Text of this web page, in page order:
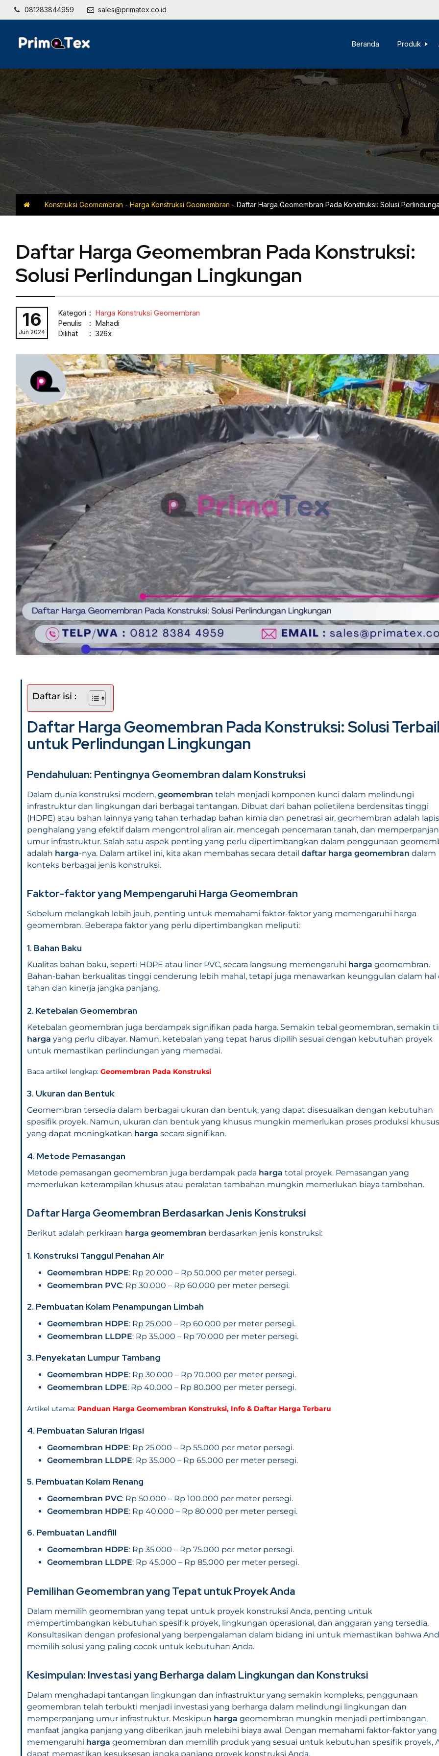
081283844959 sales@primatex.co.id
Beranda Produk
Konstruksi Geomembran - Harga Konstruksi Geomembran - Daftar Harga Geomembran Pada Konstruksi: Solusi
Daftar Harga Geomembran Pada Konstruksi:
Solusi Perlindungan Lingkungan
16
Jun 2024
Kategori : Harga Konstruksi Geomembran
Penulis
: Mahadi
Dilihat
: 326x
Daftar isi :
Daftar Harga Geomembran Pada Konstruksi: Solusi
untuk Perlindungan Lingkungan
Pendahuluan: Pentingnya Geomembran dalam Konstruksi
Dalam dunia konstruksi modern, geomembran telah menjadi komponen kunci dalam melindungi
infrastruktur dan lingkungan dari berbagai tantangan. Dibuat dari bahan polietilena berdensitas tinggi
(HDPE) atau bahan lainnya yang tahan terhadap bahan kimia dan penetrasi air, geomembran adalah
penghalang yang efektif dalam mengontrol aliran air, mencegah pencemaran tanah, dan
umur infrastruktur. Salah satu aspek penting yang perlu dipertimbangkan dalam penggunaan
adalah harga-nya. Dalam artikel ini, kita akan membahas secara detail daftar harga geomembran dalam
konteks berbagai jenis konstruksi.
Faktor-faktor yang Mempengaruhi Harga Geomembran
Sebelum melangkah lebih jauh, penting untuk memahami faktor-faktor yang memengaruhi harga
geomembran. Beberapa faktor yang perlu dipertimbangkan meliputi:
1. Bahan Baku
Kualitas bahan baku, seperti HDPE atau liner PVC, secara langsung memengaruhi harga geomembran.
Bahan-bahan berkualitas tinggi cenderung lebih mahal, tetapi juga menawarkan keunggulan dalam hal
tahan dan kinerja jangka panjang.
2. Ketebalan Geomembran
Ketebalan geomembran juga berdampak signifikan pada harga. Semakin tebal geomembran, semakin
harga yang perlu dibayar. Namun, ketebalan yang tepat harus dipilih sesuai dengan kebutuhan proyek
untuk memastikan perlindungan yang memadai.
Baca artikel lengkap: Geomembran Pada Konstruksi
3. Ukuran dan Bentuk
Geomembran tersedia dalam berbagai ukuran dan bentuk, yang dapat disesuaikan dengan kebutuhan
spesifik proyek. Namun, ukuran dan bentuk yang khusus mungkin memerlukan proses produksi
yang dapat meningkatkan harga secara signifikan.
4. Metode Pemasangan
Metode pemasangan geomembran juga berdampak pada harga total proyek. Pemasangan yang
memerlukan keterampilan khusus atau peralatan tambahan mungkin memerlukan biaya tambahan.
Daftar Harga Geomembran Berdasarkan Jenis Konstruksi
Berikut adalah perkiraan harga geomembran berdasarkan jenis konstruksi:
1. Konstruksi Tanggul Penahan Air
Geomembran HDPE: Rp 20.000 – Rp 50.000 per meter persegi.
Geomembran PVC: Rp 30.000 – Rp 60.000 per meter persegi.
2. Pembuatan Kolam Penampungan Limbah
Geomembran HDPE: Rp 25.000 – Rp 60.000 per meter persegi.
Geomembran LLDPE: Rp 35.000 – Rp 70.000 per meter persegi.
3. Penyekatan Lumpur Tambang
Geomembran HDPE: Rp 30.000 – Rp 70.000 per meter persegi.
Geomembran LDPE: Rp 40.000 – Rp 80.000 per meter persegi.
Artikel utama: Panduan Harga Geomembran Konstruksi, Info & Daftar Harga Terbaru
4. Pembuatan Saluran Irigasi
Geomembran HDPE: Rp 25.000 – Rp 55.000 per meter persegi.
Geomembran LLDPE: Rp 35.000 – Rp 65.000 per meter persegi.
5. Pembuatan Kolam Renang
Geomembran PVC: Rp 50.000 – Rp 100.000 per meter persegi.
Geomembran HDPE: Rp 40.000 – Rp 80.000 per meter persegi.
6. Pembuatan Landfill
Geomembran HDPE: Rp 35.000 – Rp 75.000 per meter persegi.
Geomembran LLDPE: Rp 45.000 – Rp 85.000 per meter persegi.
Pemilihan Geomembran yang Tepat untuk Proyek Anda
Dalam memilih geomembran yang tepat untuk proyek konstruksi Anda, penting untuk
mempertimbangkan kebutuhan spesifik proyek, lingkungan operasional, dan anggaran yang tersedia.
Konsultasikan dengan profesional yang berpengalaman dalam bidang ini untuk memastikan bahwa
memilih solusi yang paling cocok untuk kebutuhan Anda.
Kesimpulan: Investasi yang Berharga dalam Lingkungan dan Konstruksi
Dalam menghadapi tantangan lingkungan dan infrastruktur yang semakin kompleks, penggunaan
geomembran telah terbukti menjadi investasi yang berharga dalam melindungi lingkungan dan
memperpanjang umur infrastruktur. Meskipun harga geomembran mungkin menjadi pertimbangan,
manfaat jangka panjang yang diberikan jauh melebihi biaya awal. Dengan memahami faktor-faktor yang
memengaruhi harga geomembran dan memilih produk yang sesuai untuk kebutuhan spesifik proyek,
dapat memastikan kesuksesan jangka panjang proyek konstruksi Anda.